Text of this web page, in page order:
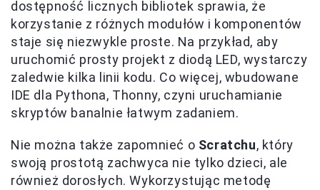
dostępność licznych bibliotek sprawia, że
korzystanie z różnych modułów i komponentów
staje się niezwykle proste. Na przykład, aby
uruchomić prosty projekt z diodą LED, wystarczy
zaledwie kilka linii kodu. Co więcej, wbudowane
IDE dla Pythona, Thonny, czyni uruchamianie
skryptów banalnie łatwym zadaniem.
Nie można także zapomnieć o Scratchu, który
swoją prostotą zachwyca nie tylko dzieci, ale
również dorosłych. Wykorzystując metodę